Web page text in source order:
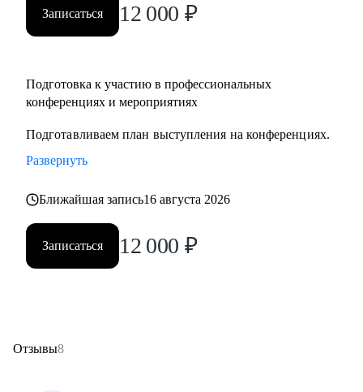
Записаться 12 000 ₽
Подготовка к участию в профессиональных
конференциях и мероприятиях
Подготавливаем план выступления на конференциях.
Развернуть
Ближайшая запись16 августа 2026
Записаться 12 000 ₽
Отзывы8